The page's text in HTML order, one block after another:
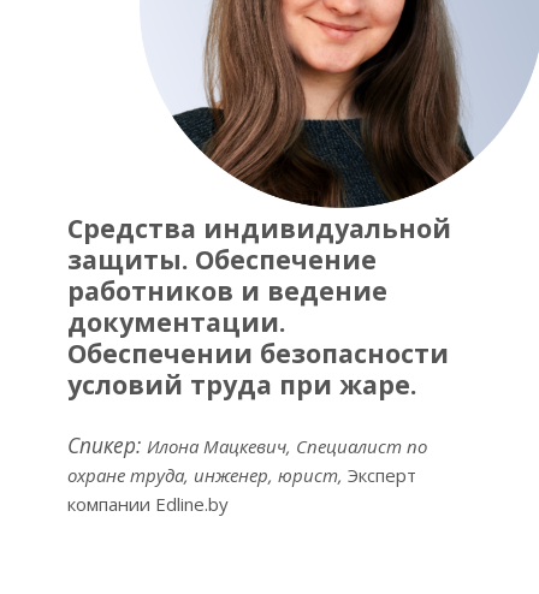
Средства индивидуальной
защиты. Обеспечение
работников и ведение
документации.
Обеспечении безопасности
условий труда при жаре.
Спикер: Илона Мацкевич, Специалист по
охране труда, инженер, юрист, Эксперт
компании Edline.by